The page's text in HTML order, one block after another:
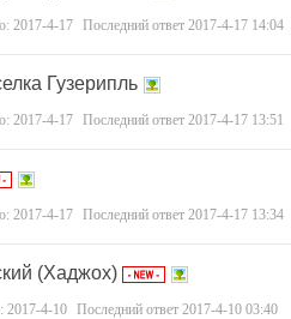
2017-4-17 Последний ответ 2017-4-17 14:04
Гузерипль
2017-4-17 Последний ответ 2017-4-17 13:51
2017-4-17 Последний ответ 2017-4-17 13:34
(Хаджох)
2017-4-10 Последний ответ 2017-4-10 03:40